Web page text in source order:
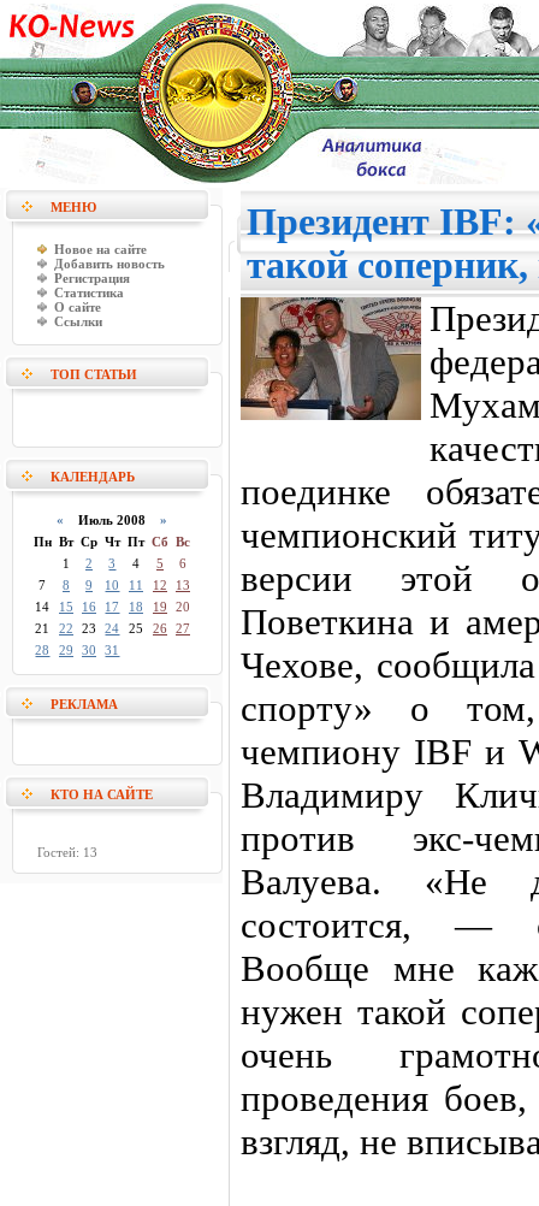
МЕНЮ
Новое на сайте
Добавить новость
Регистрация
Статистика
О сайте
Ссылки
ТОП СТАТЬИ
КАЛЕНДАРЬ
« Июль 2008 »
Пн Вт Ср Чт Пт Сб Вс
1
2 3 4 5
6
7
8 9 10 11 12
13
14
15 16 17 18 19
20
21
22 23 24 25 26 27
28
29 30 31
РЕКЛАМА
КТО НА САЙТЕ
Гостей: 13
Президент IBF:
такой
поединке
чемпионский
версии этой
Поветкина и
Чехове,
спорту» о
чемпиону IBF и
Владимиру
против экс-
Валуева. «Не
состоится, —
Вообще мне
нужен такой
очень
проведения
взгляд, не